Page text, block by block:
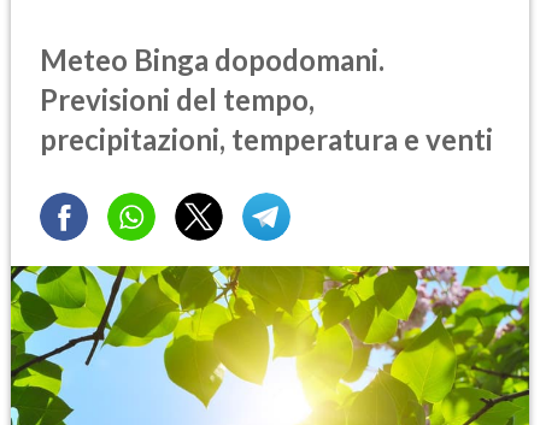
Meteo Binga dopodomani.
Previsioni del tempo,
precipitazioni, temperatura e venti